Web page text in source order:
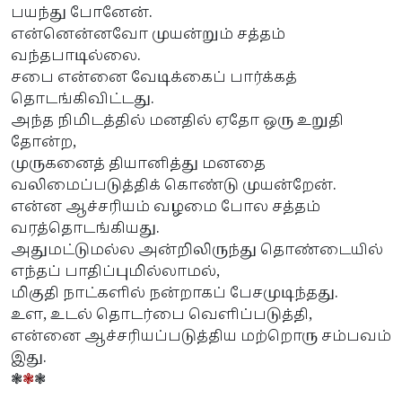
பயந்து போனேன்.
என்னென்னவோ முயன்றும் சத்தம்
வந்தபாடில்லை.
சபை என்னை வேடிக்கைப் பார்க்கத்
தொடங்கிவிட்டது.
அந்த நிமிடத்தில் மனதில் ஏதோ ஒரு உறுதி
தோன்ற,
முருகனைத் தியானித்து மனதை
வலிமைப்படுத்திக் கொண்டு முயன்றேன்.
என்ன ஆச்சரியம் வழமை போல சத்தம்
வரத்தொடங்கியது.
அதுமட்டுமல்ல அன்றிலிருந்து தொண்டையில்
எந்தப் பாதிப்புமில்லாமல்,
மிகுதி நாட்களில் நன்றாகப் பேசமுடிந்தது.
உள, உடல் தொடர்பை வெளிப்படுத்தி,
என்னை ஆச்சரியப்படுத்திய மற்றொரு சம்பவம்
இது.
❃❃❃